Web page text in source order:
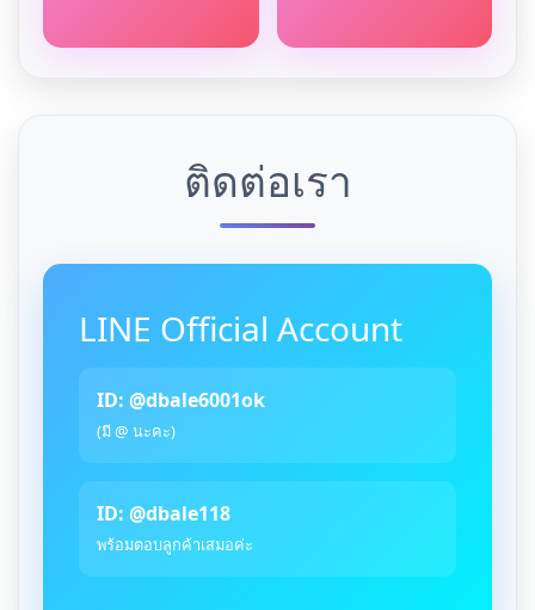
ติดต่อเรา
LINE Official Account
ID: @dbale6001ok
(มี @ นะคะ)
ID: @dbale118
พร้อมตอบลูกค้าเสมอค่ะ